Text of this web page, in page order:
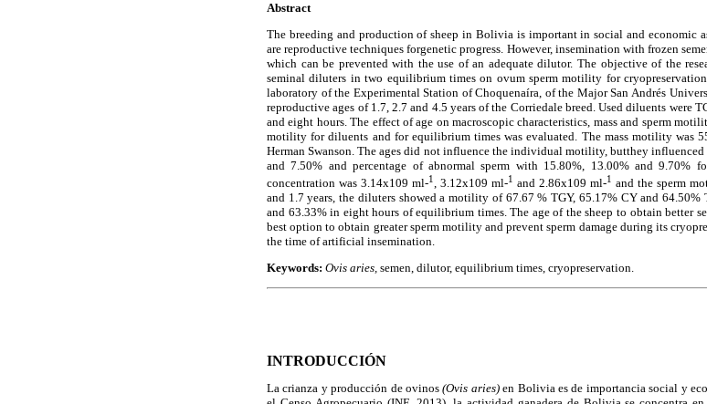
Abstract
The breeding and production of sheep in Bolivia is important in social and economic
are reproductive techniques forgenetic progress. However, insemination with frozen
which can be prevented with the use of an adequate dilutor. The objective of the
seminal diluters in two equilibrium times on ovum sperm motility for
laboratory of the Experimental Station of Choquenaíra, of the Major San Andrés
reproductive ages of 1.7, 2.7 and 4.5 years of the Corriedale breed. Used diluents
and eight hours. The effect of age on macroscopic characteristics, mass and sperm
motility for diluents and for equilibrium times was evaluated. The mass motility was
Herman Swanson. The ages did not influence the individual motility, butthey
and 7.50% and percentage of abnormal sperm with 15.80%, 13.00% and 9.70%
concentration was 3.14x109 ml-1, 3.12x109 ml-1 and 2.86x109 ml-1 and the sperm
and 1.7 years, the diluters showed a motility of 67.67 % TGY, 65.17% CY and
and 63.33% in eight hours of equilibrium times. The age of the sheep to obtain better
best option to obtain greater sperm motility and prevent sperm damage during its
the time of artificial insemination.
Keywords: Ovis aries, semen, dilutor, equilibrium times, cryopreservation.
INTRODUCCIÓN
La crianza y producción de ovinos(Ovis aries)en Bolivia es de importancia social y